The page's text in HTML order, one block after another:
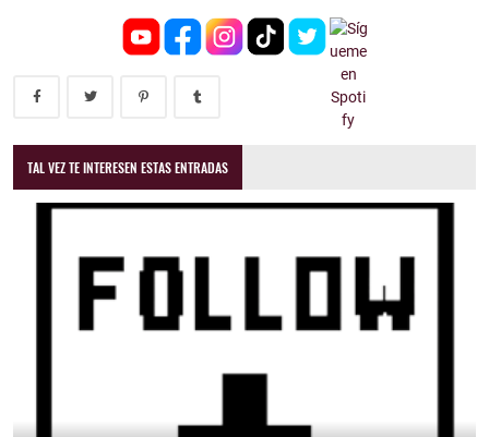
TAL VEZ TE INTERESEN ESTAS ENTRADAS